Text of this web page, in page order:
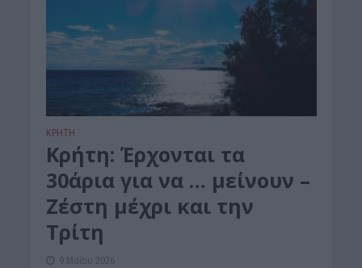
ΚΡΗΤΗ
Κρήτη: Έρχονται τα
30άρια για να … μείνουν –
Ζέστη μέχρι και την
Τρίτη
9 Μαΐου 2026